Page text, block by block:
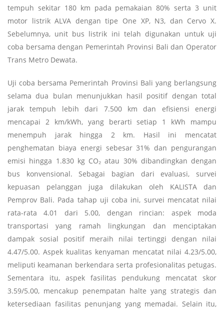
tempuh sekitar 180 km pada pemakaian 80% serta 3 unit
motor listrik ALVA dengan tipe One XP, N3, dan Cervo X.
Sebelumnya, unit bus listrik ini telah digunakan untuk uji
coba bersama dengan Pemerintah Provinsi Bali dan Operator
Trans Metro Dewata.
Uji coba bersama Pemerintah Provinsi Bali yang berlangsung
selama dua bulan menunjukkan hasil positif dengan total
jarak tempuh lebih dari 7.500 km dan efisiensi energi
mencapai 2 km/kWh, yang berarti setiap 1 kWh mampu
menempuh jarak hingga 2 km. Hasil ini mencatat
penghematan biaya energi sebesar 31% dan pengurangan
emisi hingga 1.830 kg CO₂ atau 30% dibandingkan dengan
bus konvensional. Sebagai bagian dari evaluasi, survei
kepuasan pelanggan juga dilakukan oleh KALISTA dan
Pemprov Bali. Pada tahap uji coba ini, survei mencatat nilai
rata-rata 4.01 dari 5.00, dengan rincian: aspek moda
transportasi yang ramah lingkungan dan menciptakan
dampak sosial positif meraih nilai tertinggi dengan nilai
4.47/5.00. Aspek kualitas kenyaman mencatat nilai 4.23/5.00,
meliputi keamanan berkendara serta profesionalitas petugas.
Sementara itu, aspek fasilitas pendukung mencatat skor
3.59/5.00, mencakup penempatan halte yang strategis dan
ketersediaan fasilitas penunjang yang memadai. Selain itu,